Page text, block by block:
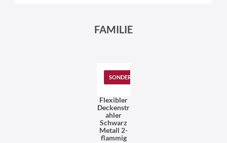
FAMILIE
SONDERANGEBOT
Flexibler
Deckenstr
ahler
Schwarz
Metall 2-
flammig